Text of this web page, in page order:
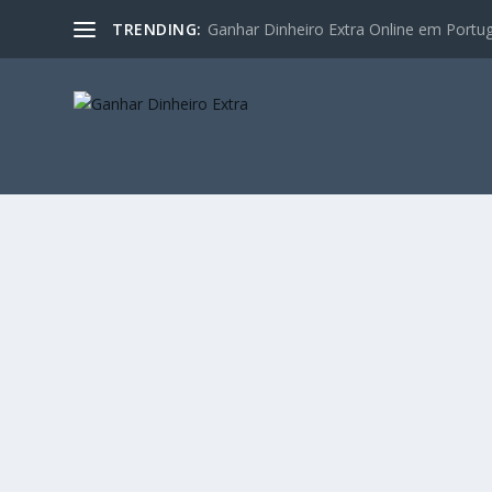
TRENDING: Ganhar Dinheiro Extra Online em